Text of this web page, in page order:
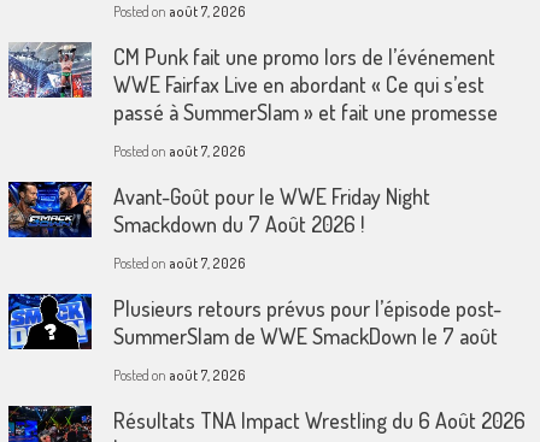
Posted on août 7, 2026
CM Punk fait une promo lors de l’événement
WWE Fairfax Live en abordant « Ce qui s’est
passé à SummerSlam » et fait une promesse
Posted on août 7, 2026
Avant-Goût pour le WWE Friday Night
Smackdown du 7 Août 2026 !
Posted on août 7, 2026
Plusieurs retours prévus pour l’épisode post-
SummerSlam de WWE SmackDown le 7 août
Posted on août 7, 2026
Résultats TNA Impact Wrestling du 6 Août 2026